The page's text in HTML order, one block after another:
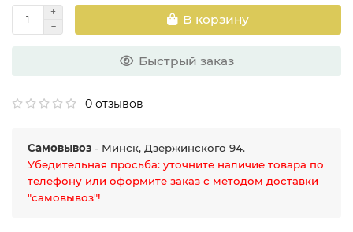
В корзину
Быстрый заказ
0 отзывов
Самовывоз - Минск, Дзержинского 94.
Убедительная просьба: уточните наличие товара по
телефону или оформите заказ с методом доставки
"самовывоз"!